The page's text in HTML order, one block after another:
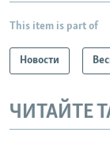
This item is part of
Новости
ЧИТАЙТЕ